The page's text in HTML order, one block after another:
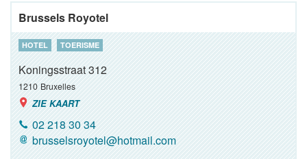
Brussels Royotel
HOTEL TOERISME
Koningsstraat 312
1210 Bruxelles
ZIE KAART
02 218 30 34
brusselsroyotel@hotmail.com